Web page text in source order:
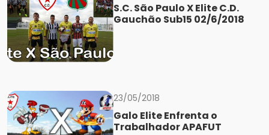
S.C. São Paulo X Elite C.D.
Gauchão Sub15 02/6/2018
23/05/2018
Galo Elite Enfrenta o
Trabalhador APAFUT